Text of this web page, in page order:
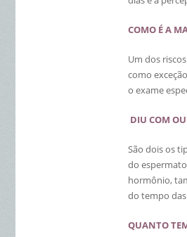
COMO É A
Um dos
como
o exame
DIU COM
São dois os
do
hormônio,
do tempo
QUANTO